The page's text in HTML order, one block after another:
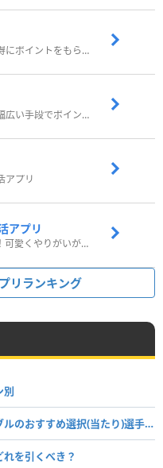
歩いてポイ活！日常生活でお得にポイントをもらおう
歩いたりアンケート回答など幅広い手段でポイントをゲット
アプリ
アプリ
ペットを育ってポイ活しよう！可愛くやりがいがある新感覚アプリ
リランキング
別
無料エピックレジェンズアセンブルのおすすめ選択(当たり)選手ランキングと引き方
を引くべき？